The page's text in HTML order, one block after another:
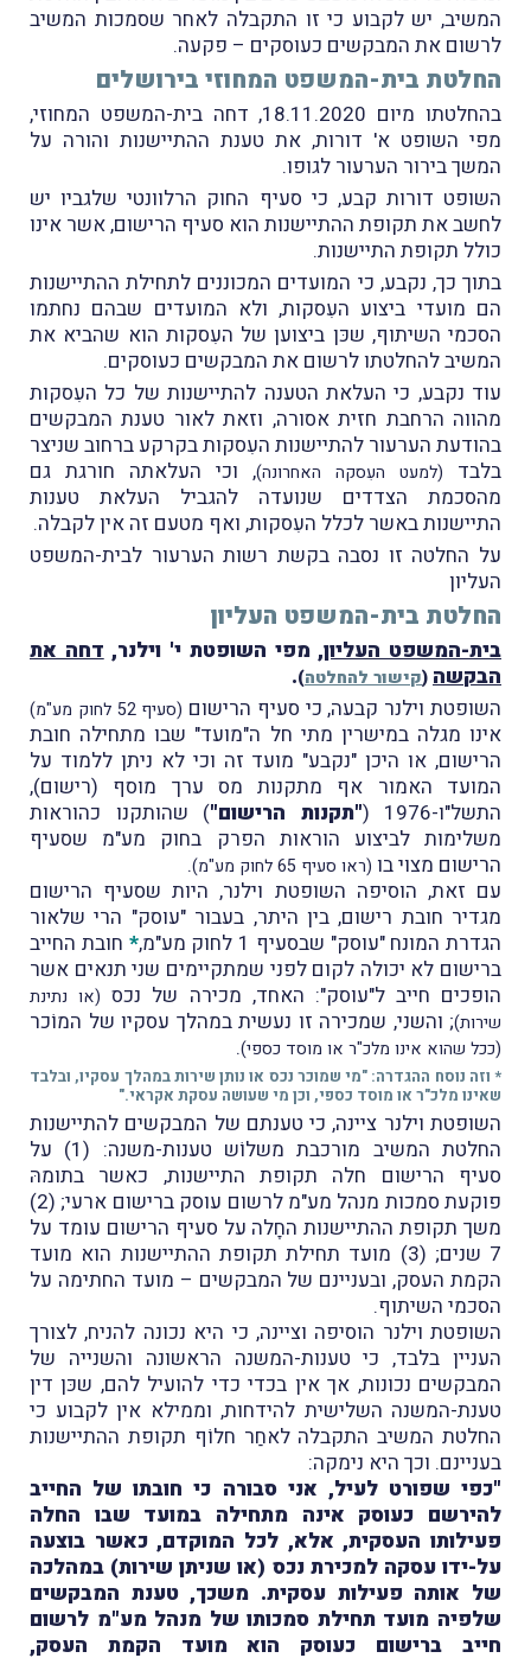
המשיב, יש לקבוע כי זו התקבלה לאחר שסמכות המשיב
לרשום את המבקשים כעוסקים – פקעה.
החלטת בית-המשפט המחוזי בירושלים
בהחלטתו מיום 18.11.2020, דחה בית-המשפט המחוזי,
מפי השופט א' דורות, את טענת ההתיישנות והורה על
המשך בירור הערעור לגופו.
השופט דורות קבע, כי סעיף החוק הרלוונטי שלגביו יש
לחשב את תקופת ההתיישנות הוא סעיף הרישום, אשר אינו
כולל תקופת התיישנות.
בתוך כך, נקבע, כי המועדים המכוננים לתחילת ההתיישנות
הם מועדי ביצוע העִסקות, ולא המועדים שבהם נחתמו
הסכמי השיתוף, שכּן ביצוען של העִסקות הוא שהביא את
המשיב להחלטתו לרשום את המבקשים כעוסקים.
עוד נקבע, כי העלאת הטענה להתיישנות של כל העִסקות
מהווה הרחבת חזית אסורה, וזאת לאור טענת המבקשים
בהודעת הערעור להתיישנות העִסקות בקרקע ברחוב שניצר
בלבד
(למעט העִסקה האחרונה), וכי העלאתה חורגת גם
מהסכמת הצדדים שנועדה להגביל העלאת טענות
התיישנות באשר לכלל העִסקות, ואף מטעם זה אין לקבלה.
על החלטה זו נסבה בקשת רשות הערעור לבית-המשפט
העליון
החלטת בית-המשפט העליון
בית-המשפט העליון, מפי השופטת י' וילנר,דחה את
הבקשה(קישור להחלטה)
.
השופטת וילנר קבעה, כי סעיף הרישום (סעיף 52 לחוק מע"מ)
אינו מגלה במישרין מתי חל ה"מועד" שבו מתחילה חובת
הרישום, או היכן "נקבע" מועד זה וכי לא ניתן ללמוד על
המועד האמור אף מתקנות מס ערך מוסף (רישום),
התשל"ו-1976 (
"תקנות הרישום") שהותקנו כהוראות
משלימות לביצוע הוראות הפרק בחוק מע"מ שסעיף
הרישום מצוי בו (ראו סעיף 65 לחוק מע"מ)
.
עם זאת, הוסיפה השופטת וילנר, היות שסעיף הרישום
מגדיר חובת רישום, בין היתר, בעבור "עוסק" הרי שלאור
הגדרת המונח "עוסק" שבסעיף 1 לחוק מע"מ,
* חובת החייב
ברישום לא יכולה לקום לפני שמתקיימים שני תנאים אשר
הופכים חייב ל"עוסק": האחד, מכירה של נכס (או נתינת
שירות); והשני, שמכירה זו נעשית במהלך עסקיו של המוֹכר
(ככל שהוא אינו מלכ"ר או מוסד כספי).
* וזה נוסח ההגדרה: "מי שמוכר נכס או נותן שירות במהלך עסקיו, ובלבד
שאינו מלכ"ר או מוסד כספי, וכן מי שעושה עסקת אקראי."
השופטת וילנר ציינה, כי טענתם של המבקשים להתיישנות
החלטת המשיב מורכבת משלוֹש טענות-משנה: (1) על
סעיף הרישום חלה תקופת התיישנות, כאשר בתומהּ
פוקעת סמכות מנהל מע"מ לרשום עוסק ברישום ארעי; (2)
משך תקופת ההתיישנות החָלה על סעיף הרישום עומד על
7 שנים; (3) מועד תחילת תקופת ההתיישנות הוא מועד
הקמת העסק, ובעניינם של המבקשים – מועד החתימה על
הסכמי השיתוף.
השופטת וילנר הוסיפה וציינה, כי היא נכונה להניח, לצורך
העניין בלבד, כי טענות-המשנה הראשונה והשנייה של
המבקשים נכונות, אך אין בכדי כדי להועיל להם, שכּן דין
טענת-המשנה השלישית להידחות, וממילא אין לקבוע כי
החלטת המשיב התקבלה לאחַר חלוֹף תקופת ההתיישנות
בעניינם. וכך היא נימקה:
"כפי שפורט לעיל, אני סבורה כי חובתו של החייב
להירשם כעוסק אינה מתחילה במועד שבו החלה
פעילותו העסקית, אלא, לכל המוקדם, כאשר בוצעה
על-ידו עסקה למכירת נכס (או שניתן שירות) במהלכה
של אותה פעילות עסקית. משכך, טענת המבקשים
שלפיה מועד תחילת סמכותו של מנהל מע"מ לרשום
חייב ברישום כעוסק הוא מועד הקמת העסק,